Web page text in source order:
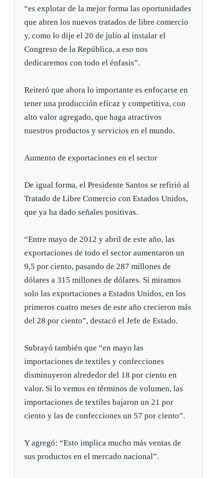
“es explotar de la mejor forma las oportunidades
que abren los nuevos tratados de libre comercio
y, como lo dije el 20 de julio al instalar el
Congreso de la República, a eso nos
dedicaremos con todo el énfasis”.
Reiteró que ahora lo importante es enfocarse en
tener una producción eficaz y competitiva, con
alto valor agregado, que haga atractivos
nuestros productos y servicios en el mundo.
Aumento de exportaciones en el sector
De igual forma, el Presidente Santos se refirió al
Tratado de Libre Comercio con Estados Unidos,
que ya ha dado señales positivas.
“Entre mayo de 2012 y abril de este año, las
exportaciones de todo el sector aumentaron un
9,5 por ciento, pasando de 287 millones de
dólares a 315 millones de dólares. Si miramos
solo las exportaciones a Estados Unidos, en los
primeros cuatro meses de este año crecieron más
del 28 por ciento”, destacó el Jefe de Estado.
Subrayó también que “en mayo las
importaciones de textiles y confecciones
disminuyeron alrededor del 18 por ciento en
valor. Si lo vemos en términos de volumen, las
importaciones de textiles bajaron un 21 por
ciento y las de confecciones un 57 por ciento”.
Y agregó: “Esto implica mucho más ventas de
sus productos en el mercado nacional”.